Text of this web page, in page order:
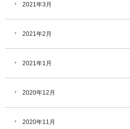
2021年3月
2021年2月
2021年1月
2020年12月
2020年11月